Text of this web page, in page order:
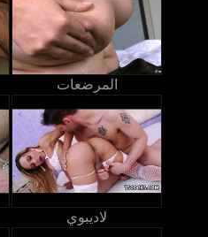
المرضعات
لاديبوي